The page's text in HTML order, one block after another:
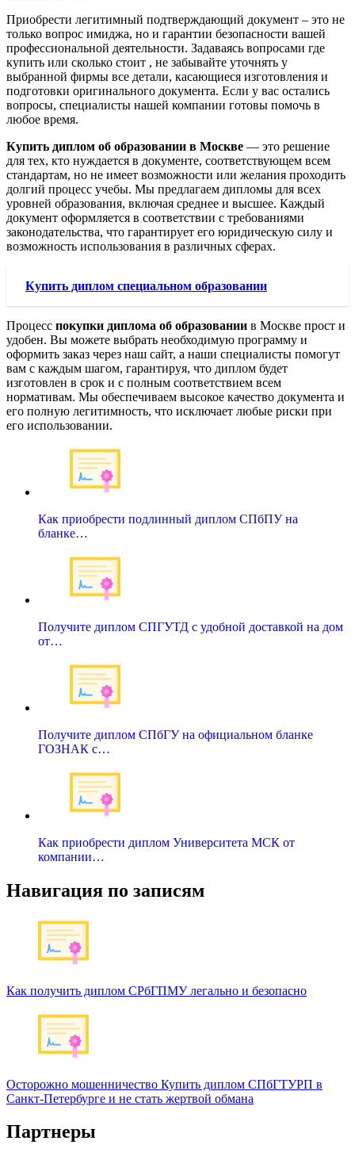
Приобрести легитимный подтверждающий документ – это не
только вопрос имиджа, но и гарантии безопасности вашей
профессиональной деятельности. Задаваясь вопросами где
купить или сколько стоит , не забывайте уточнять у
выбранной фирмы все детали, касающиеся изготовления и
подготовки оригинального документа. Если у вас остались
вопросы, специалисты нашей компании готовы помочь в
любое время.
Купить диплом об образовании в Москве — это решение
для тех, кто нуждается в документе, соответствующем всем
стандартам, но не имеет возможности или желания проходить
долгий процесс учебы. Мы предлагаем дипломы для всех
уровней образования, включая среднее и высшее. Каждый
документ оформляется в соответствии с требованиями
законодательства, что гарантирует его юридическую силу и
возможность использования в различных сферах.
Купить диплом специальном образовании
Процесс покупки диплома об образовании в Москве прост и
удобен. Вы можете выбрать необходимую программу и
оформить заказ через наш сайт, а наши специалисты помогут
вам с каждым шагом, гарантируя, что диплом будет
изготовлен в срок и с полным соответствием всем
нормативам. Мы обеспечиваем высокое качество документа и
его полную легитимность, что исключает любые риски при
его использовании.
Как приобрести подлинный диплом СПбПУ на
бланке…
Получите диплом СПГУТД с удобной доставкой на дом
от…
Получите диплом СПбГУ на официальном бланке
ГОЗНАК с…
Как приобрести диплом Университета МСК от
компании…
Навигация по записям
Как получить диплом СРбГПМУ легально и безопасно
Осторожно мошенничество Купить диплом СПбГТУРП в
Санкт-Петербурге и не стать жертвой обмана
Партнеры